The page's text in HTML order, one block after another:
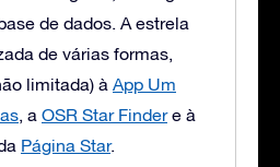
de dados. A estrela
de várias formas,
limitada) à App Um
, a OSR Star Findere à
Página Star.